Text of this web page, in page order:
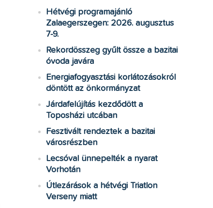
Hétvégi programajánló
Zalaegerszegen: 2026. augusztus
7-9.
Rekordösszeg gyűlt össze a bazitai
óvoda javára
Energiafogyasztási korlátozásokról
döntött az önkormányzat
Járdafelújítás kezdődött a
Toposházi utcában
Fesztivált rendeztek a bazitai
városrészben
Lecsóval ünnepelték a nyarat
Vorhotán
Útlezárások a hétvégi Triatlon
Verseny miatt